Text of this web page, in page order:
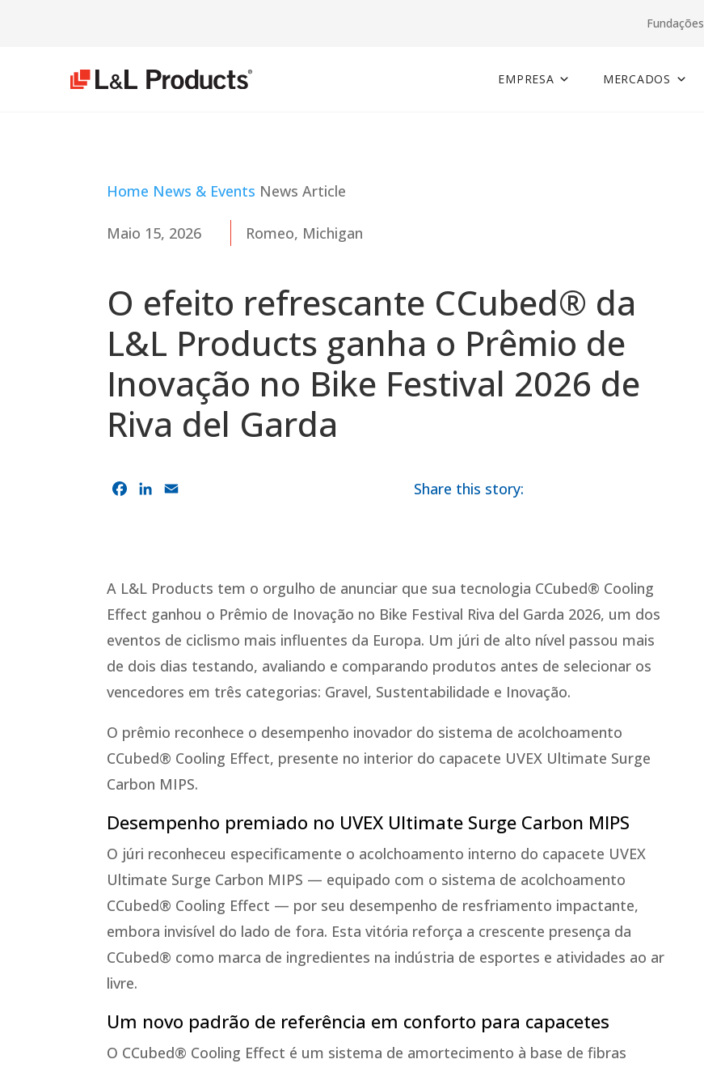
Fundações
EMPRESA MERCADOS
Home News & Events News Article
Maio 15, 2026 Romeo, Michigan
O efeito refrescante CCubed® da
L&L Products ganha o Prêmio de
Inovação no Bike Festival 2026 de
Riva del Garda
o
k
d
n
A L&L Products tem o orgulho de anunciar que sua tecnologia CCubed® Cooling
Effect ganhou o Prêmio de Inovação no Bike Festival Riva del Garda 2026, um dos
eventos de ciclismo mais influentes da Europa. Um júri de alto nível passou mais
de dois dias testando, avaliando e comparando produtos antes de selecionar os
vencedores em três categorias: Gravel, Sustentabilidade e Inovação.
O prêmio reconhece o desempenho inovador do sistema de acolchoamento
CCubed® Cooling Effect, presente no interior do capacete UVEX Ultimate Surge
Carbon MIPS.
Desempenho premiado no UVEX Ultimate Surge Carbon MIPS
O júri reconheceu especificamente o acolchoamento interno do capacete UVEX
Ultimate Surge Carbon MIPS — equipado com o sistema de acolchoamento
CCubed® Cooling Effect — por seu desempenho de resfriamento impactante,
embora invisível do lado de fora. Esta vitória reforça a crescente presença da
CCubed® como marca de ingredientes na indústria de esportes e atividades ao ar
livre.
Um novo padrão de referência em conforto para capacetes
O CCubed® Cooling Effect é um sistema de amortecimento à base de fibras